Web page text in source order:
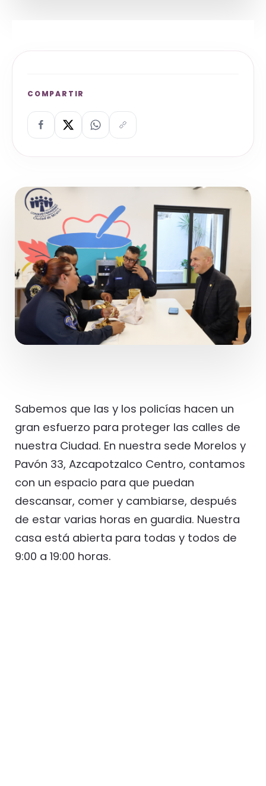
COMPARTIR
Sabemos que las y los policías hacen un
gran esfuerzo para proteger las calles de
nuestra Ciudad. En nuestra sede Morelos y
Pavón 33, Azcapotzalco Centro, contamos
con un espacio para que puedan
descansar, comer y cambiarse, después
de estar varias horas en guardia. Nuestra
casa está abierta para todas y todos de
9:00 a 19:00 horas.